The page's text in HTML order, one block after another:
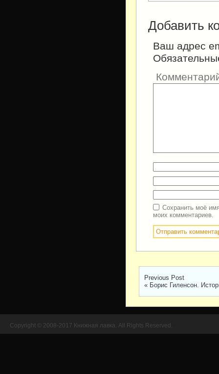
Добавить
Ваш адрес
Сохранить моё
моих комментариев.
Previous Post
« Борис Гиленсон.
Copyright © 2008-2017 Книжная лавка. All Rights Reserved.